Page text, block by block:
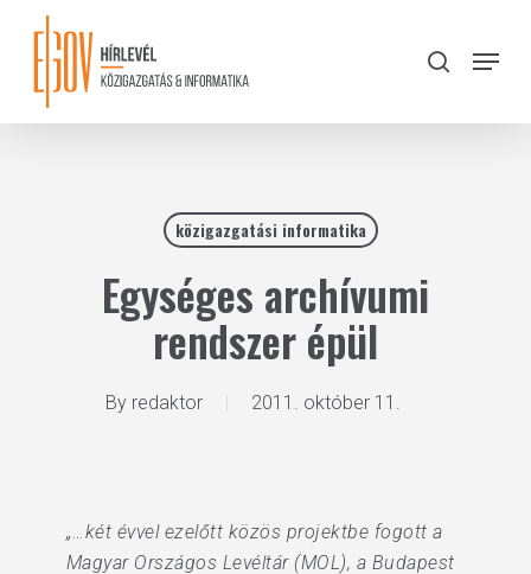
content
search
Menu
közigazgatási informatika
Egységes archívumi
rendszer épül
By redaktor 2011. október 11.
„…két évvel ezelőtt közös projektbe fogott a
Magyar Országos Levéltár (MOL), a Budapest
Close